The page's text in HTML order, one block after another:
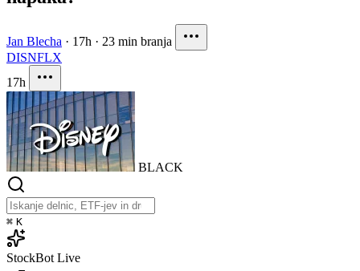
Jan Blecha · 17h · 23 min branja
DISNFLX
17h
BLACK
⌘ K
StockBot Live